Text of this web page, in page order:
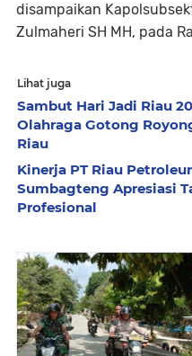
disampaikan
Zulmaheri SH MH, pada
Lihat juga
Sambut Hari Jadi Riau
Olahraga Gotong
Riau
Kinerja PT Riau
Sumbagteng Apresiasi
Profesional